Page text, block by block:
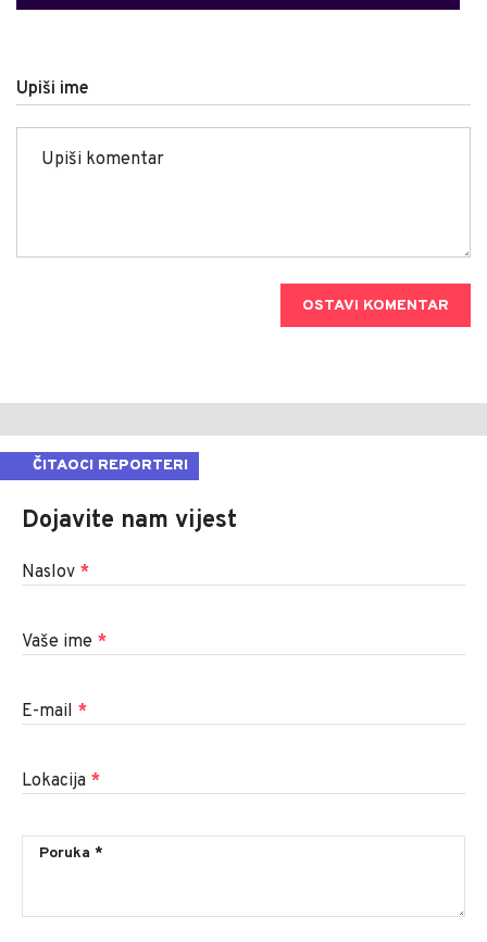
Upiši ime
OSTAVI KOMENTAR
ČITAOCI REPORTERI
Dojavite nam vijest
Naslov *
Vaše ime *
E-mail *
Lokacija *